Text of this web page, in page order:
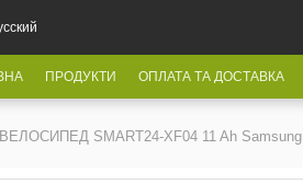
ПРОДУКТИ ОПЛАТА ТА ДОСТАВКА
SMART24-XF04 11 Ah Samsung